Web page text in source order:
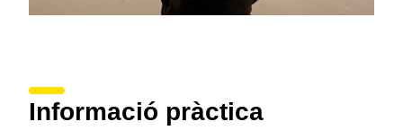
Informació pràctica